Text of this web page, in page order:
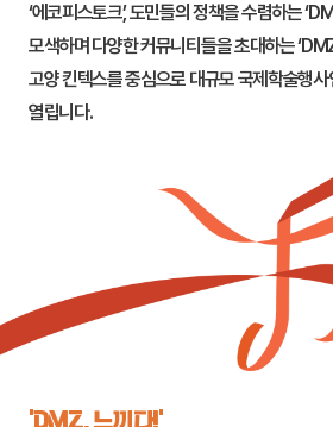
‘에코피스토크’, 도민들의 정책을 수렴하는
모색하며 다양한 커뮤니티들을 초대하는
고양킨텍스를 중심으로 대규모 국제학술행사
열립니다.